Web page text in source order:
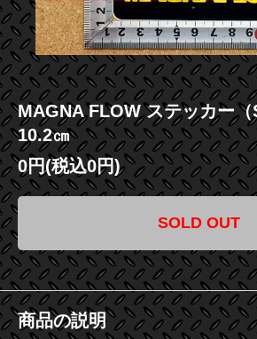
MAGNA FLOW ステッカー
10.2㎝
0円(税込0円)
SOLD OUT
商品の説明